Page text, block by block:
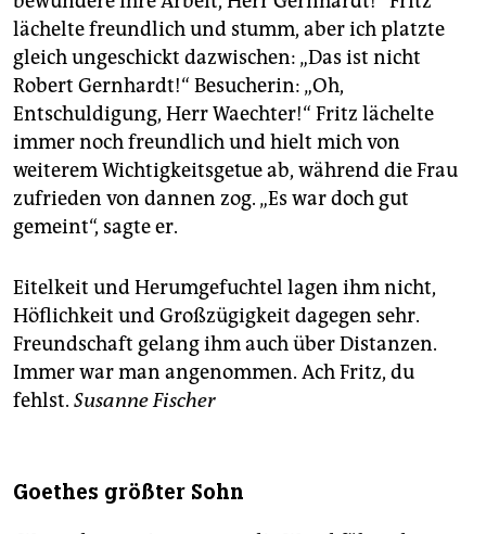
lächelte freundlich und stumm, aber ich platzte
gleich ungeschickt dazwischen: „Das ist nicht
Robert Gernhardt!“ Besucherin: „Oh,
Entschuldigung, Herr Waechter!“ Fritz lächelte
immer noch freundlich und hielt mich von
weiterem Wichtigkeitsgetue ab, während die Frau
zufrieden von dannen zog. „Es war doch gut
gemeint“, sagte er.
Eitelkeit und Herumgefuchtel lagen ihm nicht,
Höflichkeit und Großzügigkeit dagegen sehr.
Freundschaft gelang ihm auch über Distanzen.
Immer war man angenommen. Ach Fritz, du
fehlst. Susanne Fischer
Goethes größter Sohn